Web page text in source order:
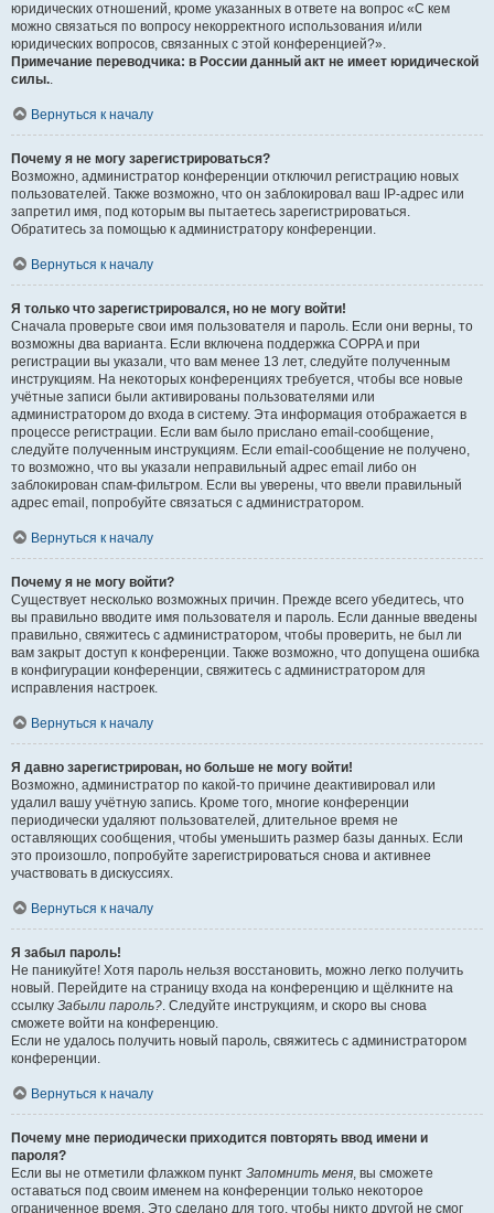
юридических отношений, кроме указанных в ответе на вопрос «С кем
можно связаться по вопросу некорректного использования и/или
юридических вопросов, связанных с этой конференцией?».
Примечание переводчика: в России данный акт не имеет юридической
силы..
Вернуться к началу
Почему я не могу зарегистрироваться?
Возможно, администратор конференции отключил регистрацию новых
пользователей. Также возможно, что он заблокировал ваш IP-адрес или
запретил имя, под которым вы пытаетесь зарегистрироваться.
Обратитесь за помощью к администратору конференции.
Вернуться к началу
Я только что зарегистрировался, но не могу войти!
Сначала проверьте свои имя пользователя и пароль. Если они верны, то
возможны два варианта. Если включена поддержка COPPA и при
регистрации вы указали, что вам менее 13 лет, следуйте полученным
инструкциям. На некоторых конференциях требуется, чтобы все новые
учётные записи были активированы пользователями или
администратором до входа в систему. Эта информация отображается в
процессе регистрации. Если вам было прислано email-сообщение,
следуйте полученным инструкциям. Если email-сообщение не получено,
то возможно, что вы указали неправильный адрес email либо он
заблокирован спам-фильтром. Если вы уверены, что ввели правильный
адрес email, попробуйте связаться с администратором.
Вернуться к началу
Почему я не могу войти?
Существует несколько возможных причин. Прежде всего убедитесь, что
вы правильно вводите имя пользователя и пароль. Если данные введены
правильно, свяжитесь с администратором, чтобы проверить, не был ли
вам закрыт доступ к конференции. Также возможно, что допущена ошибка
в конфигурации конференции, свяжитесь с администратором для
исправления настроек.
Вернуться к началу
Я давно зарегистрирован, но больше не могу войти!
Возможно, администратор по какой-то причине деактивировал или
удалил вашу учётную запись. Кроме того, многие конференции
периодически удаляют пользователей, длительное время не
оставляющих сообщения, чтобы уменьшить размер базы данных. Если
это произошло, попробуйте зарегистрироваться снова и активнее
участвовать в дискуссиях.
Вернуться к началу
Я забыл пароль!
Не паникуйте! Хотя пароль нельзя восстановить, можно легко получить
новый. Перейдите на страницу входа на конференцию и щёлкните на
ссылку Забыли пароль?. Следуйте инструкциям, и скоро вы снова
сможете войти на конференцию.
Если не удалось получить новый пароль, свяжитесь с администратором
конференции.
Вернуться к началу
Почему мне периодически приходится повторять ввод имени и
пароля?
Если вы не отметили флажком пункт Запомнить меня, вы сможете
оставаться под своим именем на конференции только некоторое
ограниченное время. Это сделано для того, чтобы никто другой не смог